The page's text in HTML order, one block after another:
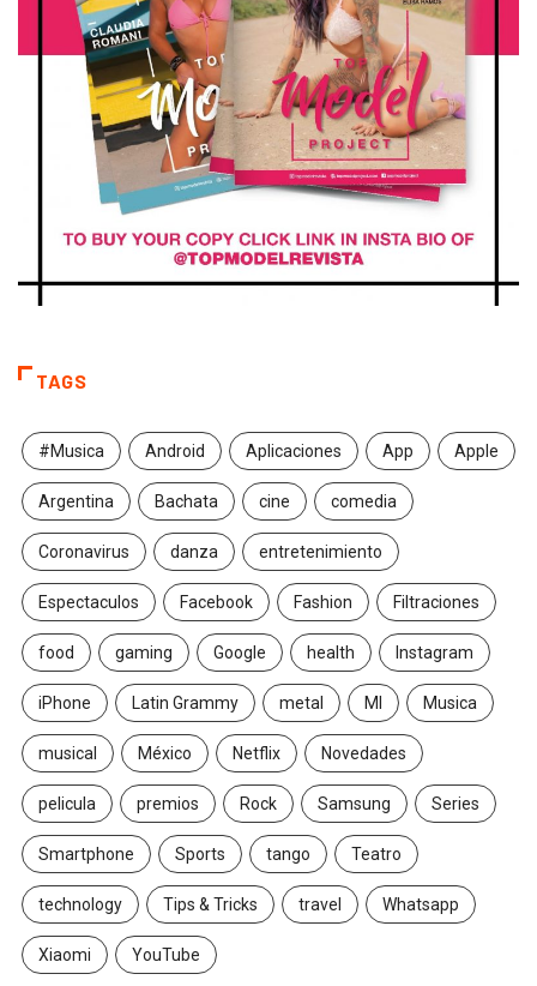
TAGS
#Musica Android Aplicaciones App Apple
Argentina Bachata cine comedia
Coronavirus danza entretenimiento
Espectaculos Facebook Fashion Filtraciones
food gaming Google health Instagram
iPhone Latin Grammy metal MI Musica
musical México Netflix Novedades
pelicula premios Rock Samsung Series
Smartphone Sports tango Teatro
technology Tips & Tricks travel Whatsapp
Xiaomi YouTube